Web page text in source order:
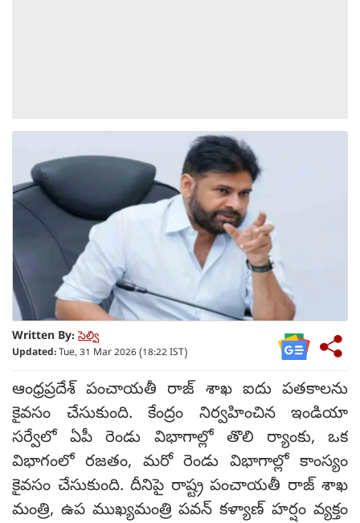
Written By: సెల్వి
Updated:Tue, 31 Mar 2026 (18:22 IST)
ఆంధ్రప్రదేశ్ పంచాయతీ రాజ్ శాఖ ఐదు పతకాలను
కైవసం చేసుకుంది. కేంద్రం నిర్వహించిన ఇండియా
సర్వేలో ఏపీ రెండు విభాగాల్లో తొలి ర్యాంకు, ఒక
విభాగంలో రజతం, మరో రెండు విభాగాల్లో కాంస్యం
కైవసం చేసుకుంది. దీనిపై రాష్ట్ర పంచాయతీ రాజ్ శాఖ
మంత్రి, ఉప ముఖ్యమంత్రి పవన్ కళ్యాణ్‌‌ హర్షం వ్యక్తం